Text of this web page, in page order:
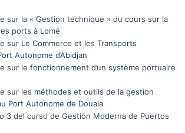
sur la « Gestion technique » du cours sur la
ports à Lomé
sur Le Commerce et les Transports
Autonome d’Abidjan
sur le fonctionnement d’un système portuaire
sur les méthodes et outils de la gestion
Port Autonome de Douala
3 del curso de Gestión Moderna de Puertos